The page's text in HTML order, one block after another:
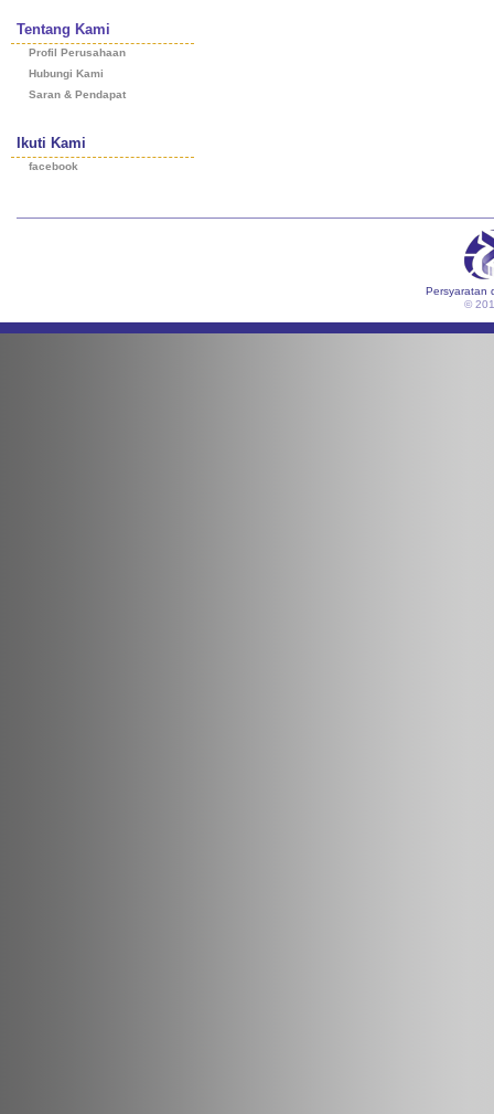
Tentang Kami
Profil Perusahaan
Hubungi Kami
Saran & Pendapat
Ikuti Kami
facebook
Persyaratan
©